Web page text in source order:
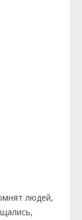
людей,